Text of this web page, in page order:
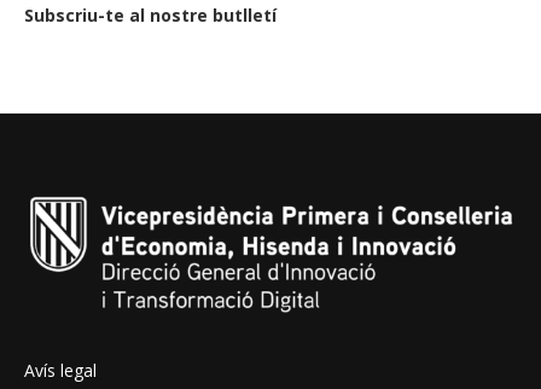
Subscriu-te al nostre butlletí
Avís legal